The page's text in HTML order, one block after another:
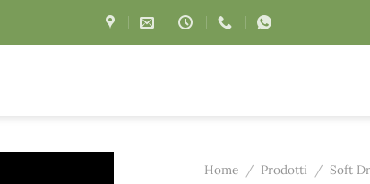
Home / Prodotti / Soft